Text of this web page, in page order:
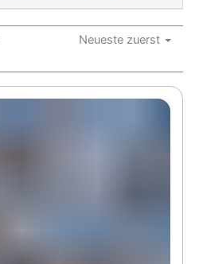
Neueste zuerst